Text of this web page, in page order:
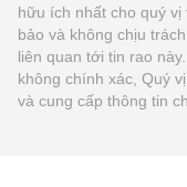
hữu ích nhất cho quý
bảo và không chịu
liên quan tới tin rao
không chính xác, Quý
và cung cấp thông tin